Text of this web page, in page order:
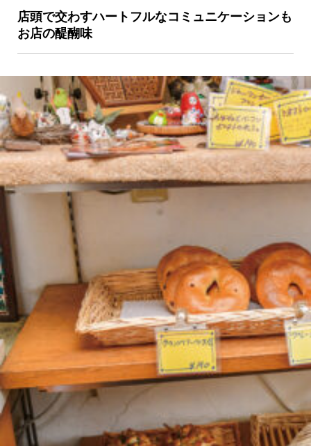
店頭で交わすハートフルなコミュニケーションも
お店の醍醐味